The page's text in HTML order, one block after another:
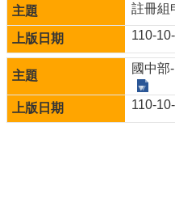
註冊組
110-
國中部
110-